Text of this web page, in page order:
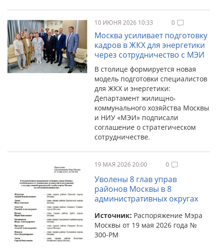
10 ИЮНЯ 2026 10:33 0
Москва усиливает подготовку
кадров в ЖКХ для энергетики
через сотрудничество с МЭИ
В столице формируется новая
модель подготовки специалистов
для ЖКХ и энергетики:
Департамент жилищно-
коммунального хозяйства Москвы
и НИУ «МЭИ» подписали
соглашение о стратегическом
сотрудничестве.
19 МАЯ 2026 20:00 0
Уволены 8 глав управ
районов Москвы в 8
административных округах
Источник: Распоряжение Мэра
Москвы от 19 мая 2026 года №
300-РМ